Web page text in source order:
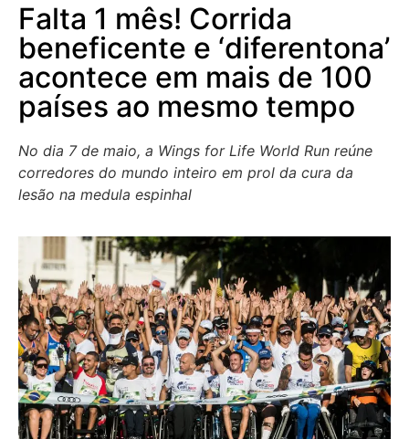
Falta 1 mês! Corrida
beneficente e ‘diferentona’
acontece em mais de 100
países ao mesmo tempo
No dia 7 de maio, a Wings for Life World Run reúne
corredores do mundo inteiro em prol da cura da
lesão na medula espinhal